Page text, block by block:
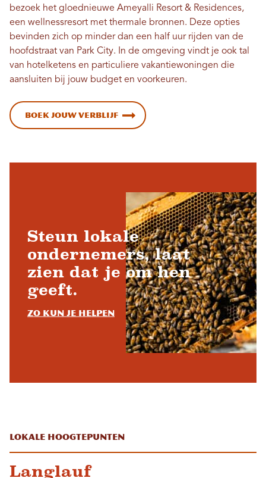
bezoek het gloednieuwe Ameyalli Resort & Residences,
een wellnessresort met thermale bronnen. Deze opties
bevinden zich op minder dan een half uur rijden van de
hoofdstraat van Park City. In de omgeving vindt je ook tal
van hotelketens en particuliere vakantiewoningen die
aansluiten bij jouw budget en voorkeuren.
Boek jouw verblijf
Steun lokale
ondernemers, laat
zien dat je om hen
geeft.
Zo kun je helpen
Lokale hoogtepunten
Langlauf